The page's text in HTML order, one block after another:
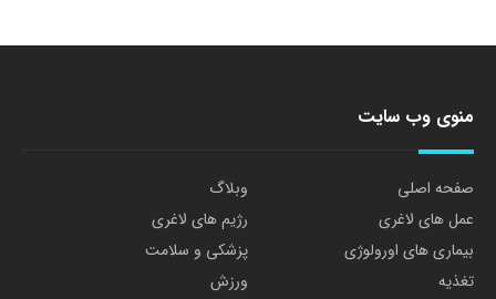
منوی وب سایت
صفحه اصلی
وبلاگ
عمل های لاغری
رژیم های لاغری
بیماری های اورولوژی
پزشکی و سلامت
تغذیه
ورزش